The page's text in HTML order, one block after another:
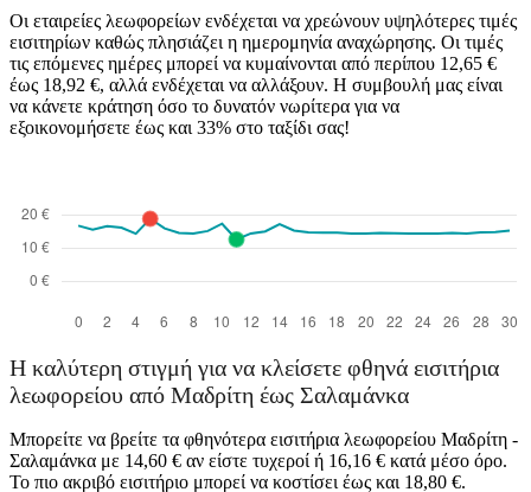
Οι εταιρείες λεωφορείων ενδέχεται να χρεώνουν υψηλότερες τιμές
εισιτηρίων καθώς πλησιάζει η ημερομηνία αναχώρησης. Οι τιμές
τις επόμενες ημέρες μπορεί να κυμαίνονται από περίπου 12,65 €
έως 18,92 €, αλλά ενδέχεται να αλλάξουν. Η συμβουλή μας είναι
να κάνετε κράτηση όσο το δυνατόν νωρίτερα για να
εξοικονομήσετε έως και 33% στο ταξίδι σας!
Η καλύτερη στιγμή για να κλείσετε φθηνά εισιτήρια
λεωφορείου από Μαδρίτη έως Σαλαμάνκα
Μπορείτε να βρείτε τα φθηνότερα εισιτήρια λεωφορείου Μαδρίτη -
Σαλαμάνκα με 14,60 € αν είστε τυχεροί ή 16,16 € κατά μέσο όρο.
Το πιο ακριβό εισιτήριο μπορεί να κοστίσει έως και 18,80 €.